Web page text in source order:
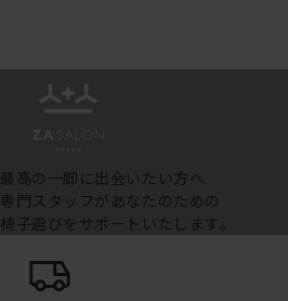
最高の一脚に出会いたい方へ
専門スタッフがあなたのための
椅子選びをサポートいたします。